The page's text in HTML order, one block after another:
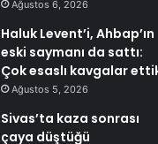
Ağustos 6, 2026
Haluk Levent’i, Ahbap’ın
eski saymanı da sattı:
Çok esaslı kavgalar
Ağustos 5, 2026
Sivas’ta kaza sonrası
çaya düştüğü